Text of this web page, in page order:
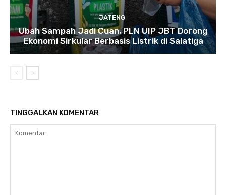
JATENG
Ubah Sampah Jadi Cuan, PLN UIP JBT Dorong
Ekonomi Sirkular Berbasis Listrik di Salatiga
TINGGALKAN KOMENTAR